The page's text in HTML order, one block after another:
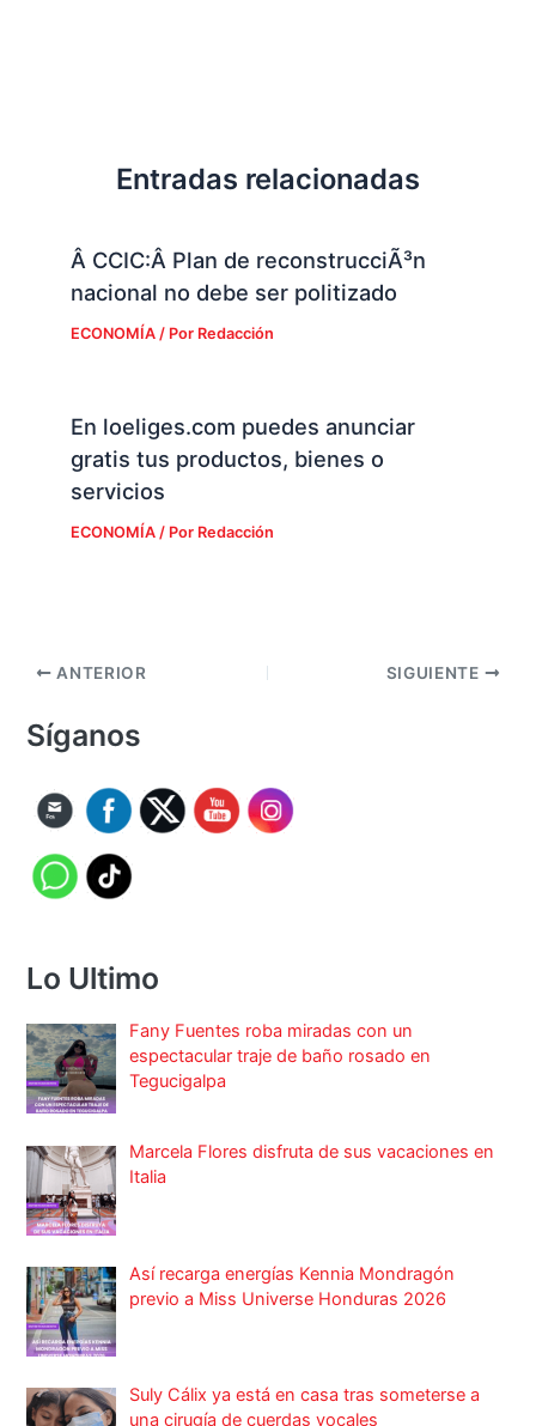
Entradas relacionadas
Â CCIC:Â Plan de reconstrucciÃ³n
nacional no debe ser politizado
ECONOMÍA/ Por Redacción
En loeliges.com puedes anunciar
gratis tus productos, bienes o
servicios
ECONOMÍA/ Por Redacción
ANTERIOR SIGUIENTE
Síganos
Lo Ultimo
Fany Fuentes roba miradas con un
espectacular traje de baño rosado en
Tegucigalpa
Marcela Flores disfruta de sus vacaciones en
Italia
Así recarga energías Kennia Mondragón
previo a Miss Universe Honduras 2026
Suly Cálix ya está en casa tras someterse a
una cirugía de cuerdas vocales